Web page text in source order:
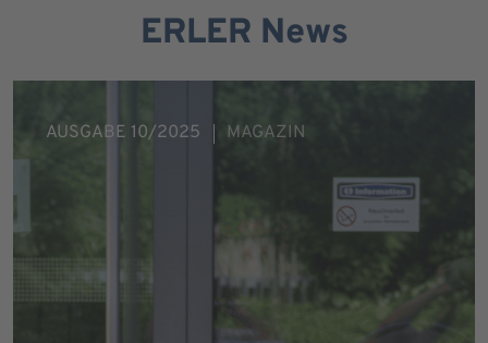
ERLER News
AUSGABE 10/2025 MAGAZIN